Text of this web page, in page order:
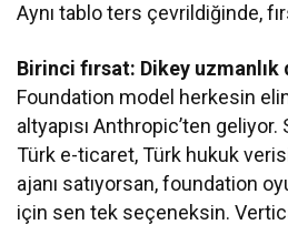
Aynı tablo ters çevrildiğinde,
Birinci fırsat: Dikey
Foundation model herkesin
altyapısı Anthropic’ten
Türk e-ticaret, Türk hukuk
ajanı satıyorsan, foundation
için sen tek seçeneksin.